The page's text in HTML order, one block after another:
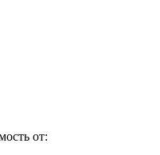
от: